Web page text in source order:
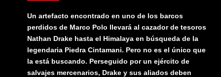
Un artefacto encontrado en uno de los barcos
perdidos de Marco Polo llevará al cazador de tesoros
Nathan Drake hasta el Himalaya en búsqueda de la
legendaria Piedra Cintamani. Pero no es el único que
la está buscando. Perseguido por un ejército de
salvajes mercenarios, Drake y sus aliados deben